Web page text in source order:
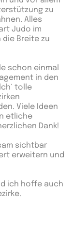
zu
Alles
Judo im
die Breite zu
schon einmal
in den
tolle
Viele Ideen
etliche
Dank!
sichtbar
erweitern und
ich hoffe auch